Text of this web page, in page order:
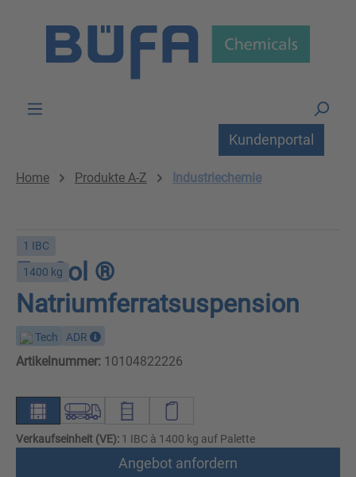
Kundenportal
Home Produkte A-Z Industriechemie
1 IBC
1400 kg
FerSol ®
Natriumferratsuspension
Tech ADR
Artikelnummer: 10104822226
Verkaufseinheit (VE): 1 IBC à 1400 kg auf Palette
Angebot anfordern